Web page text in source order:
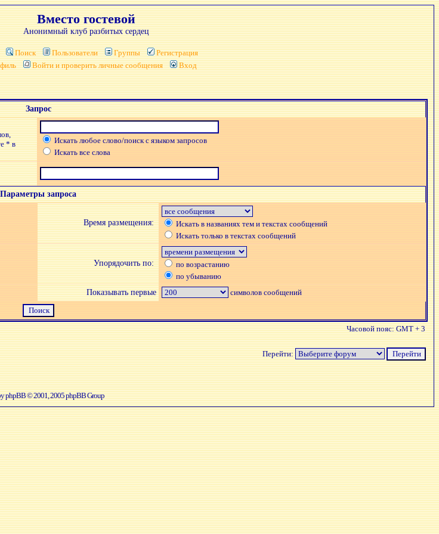
Вместо гостевой
Анонимный клуб разбитых сердец
Поиск Пользователи Группы
Регистрация
Войти и проверить личные сообщения Вход
Запрос
* в
Искать любое слово/поиск с языком запросов
Искать все слова
Параметры запроса
Время размещения:
Искать в названиях тем и текстах сообщений
Искать только в текстах сообщений
Упорядочить по:
по возрастанию
по убыванию
Показывать первые символов сообщений
Часовой пояс: GMT + 3
Перейти:
phpBB© 2001, 2005 phpBB Group